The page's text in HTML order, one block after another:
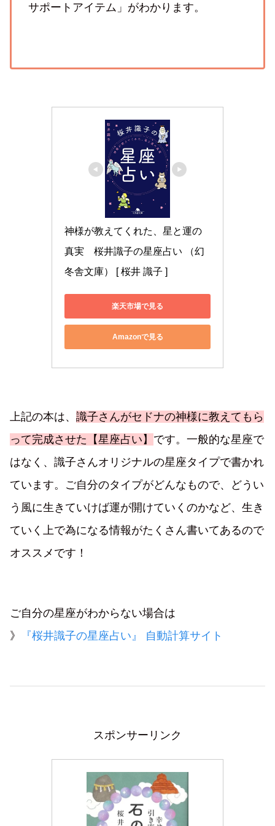
サポートアイテム」がわかります。
神様が教えてくれた、星と運の
真実　桜井識子の星座占い （幻
冬舎文庫） [ 桜井 識子 ]
楽天市場で見る
Amazonで見る
上記の本は、 識子さんがセドナの神様に教えてもら
って完成させた【星座占い】 です。一般的な星座で
はなく、識子さんオリジナルの星座タイプで書かれ
ています。ご自分のタイプがどんなもので、どうい
う風に生きていけば運が開けていくのかなど、生き
ていく上で為になる情報がたくさん書いてあるので
オススメです！
ご自分の星座がわからない場合は
》
『桜井識子の星座占い』 自動計算サイト
スポンサーリンク